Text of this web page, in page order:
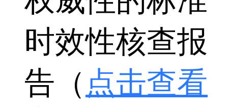
时效性核查报
告（ 点击查看